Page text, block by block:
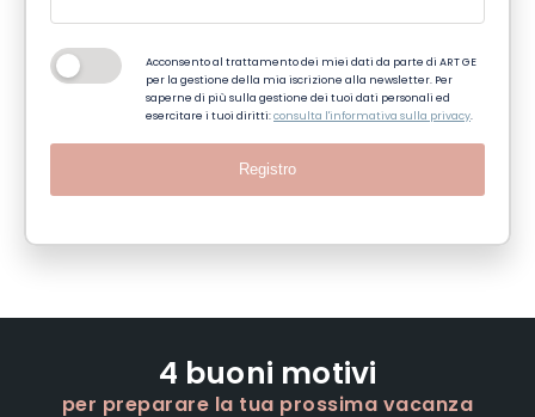
Acconsento al trattamento dei miei dati da parte di ART GE
per la gestione della mia iscrizione alla newsletter. Per
saperne di più sulla gestione dei tuoi dati personali ed
esercitare i tuoi diritti:consulta l'informativa sulla privacy.
Registro
4 buoni motivi
per preparare la tua prossima vacanza